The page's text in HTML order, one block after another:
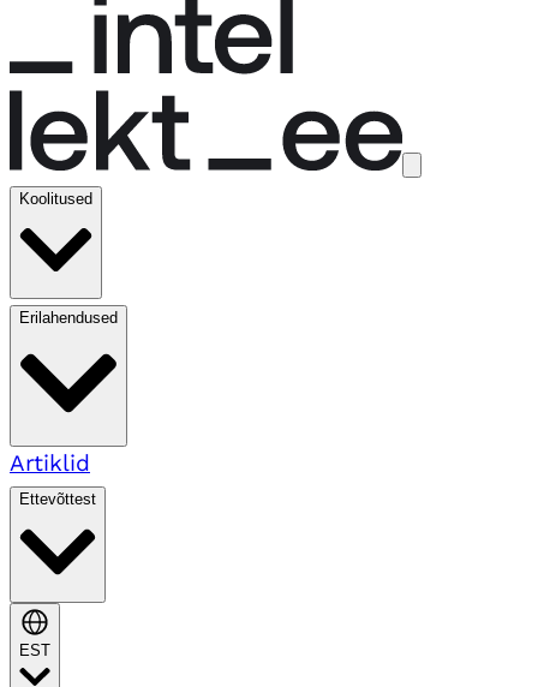
Koolitused
Erilahendused
Artiklid
Ettevõttest
EST